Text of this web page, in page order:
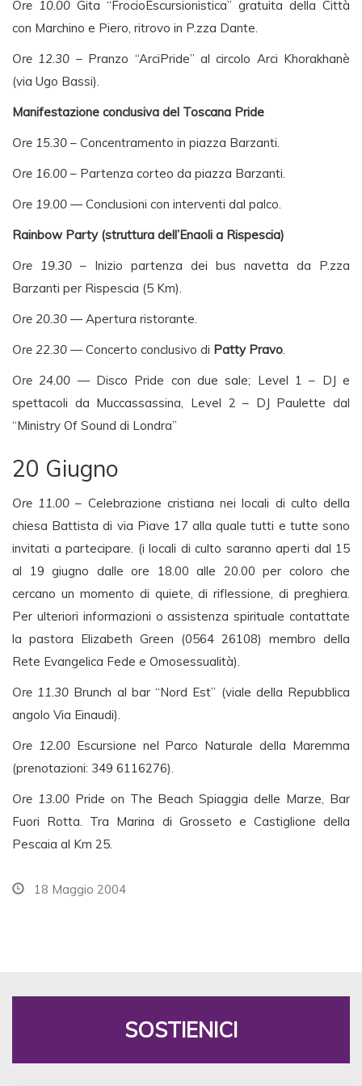
Ore 10.00 Gita “FrocioEscursionistica” gratuita della Città
con Marchino e Piero, ritrovo in P.zza Dante.
Ore 12.30 – Pranzo “ArciPride” al circolo Arci Khorakhanè
(via Ugo Bassi).
Manifestazione conclusiva del Toscana Pride
Ore 15.30 – Concentramento in piazza Barzanti.
Ore 16.00 – Partenza corteo da piazza Barzanti.
Ore 19.00 — Conclusioni con interventi dal palco.
Rainbow Party (struttura dell’Enaoli a Rispescia)
Ore 19.30 – Inizio partenza dei bus navetta da P.zza
Barzanti per Rispescia (5 Km).
Ore 20.30 — Apertura ristorante.
Ore 22.30 — Concerto conclusivo di Patty Pravo.
Ore 24.00 — Disco Pride con due sale; Level 1 – DJ e
spettacoli da Muccassassina, Level 2 – DJ Paulette dal
“Ministry Of Sound di Londra”
20 Giugno
Ore 11.00 – Celebrazione cristiana nei locali di culto della
chiesa Battista di via Piave 17 alla quale tutti e tutte sono
invitati a partecipare. (i locali di culto saranno aperti dal 15
al 19 giugno dalle ore 18.00 alle 20.00 per coloro che
cercano un momento di quiete, di riflessione, di preghiera.
Per ulteriori informazioni o assistenza spirituale contattate
la pastora Elizabeth Green (0564 26108) membro della
Rete Evangelica Fede e Omosessualità).
Ore 11.30 Brunch al bar “Nord Est” (viale della Repubblica
angolo Via Einaudi).
Ore 12.00Escursione nel Parco Naturale della Maremma
(prenotazioni: 349 6116276).
Ore 13.00Pride on The Beach Spiaggia delle Marze, Bar
Fuori Rotta. Tra Marina di Grosseto e Castiglione della
Pescaia al Km 25.
18 Maggio 2004
SOSTIENICI